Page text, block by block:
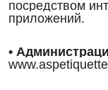
посредством
приложений.
•